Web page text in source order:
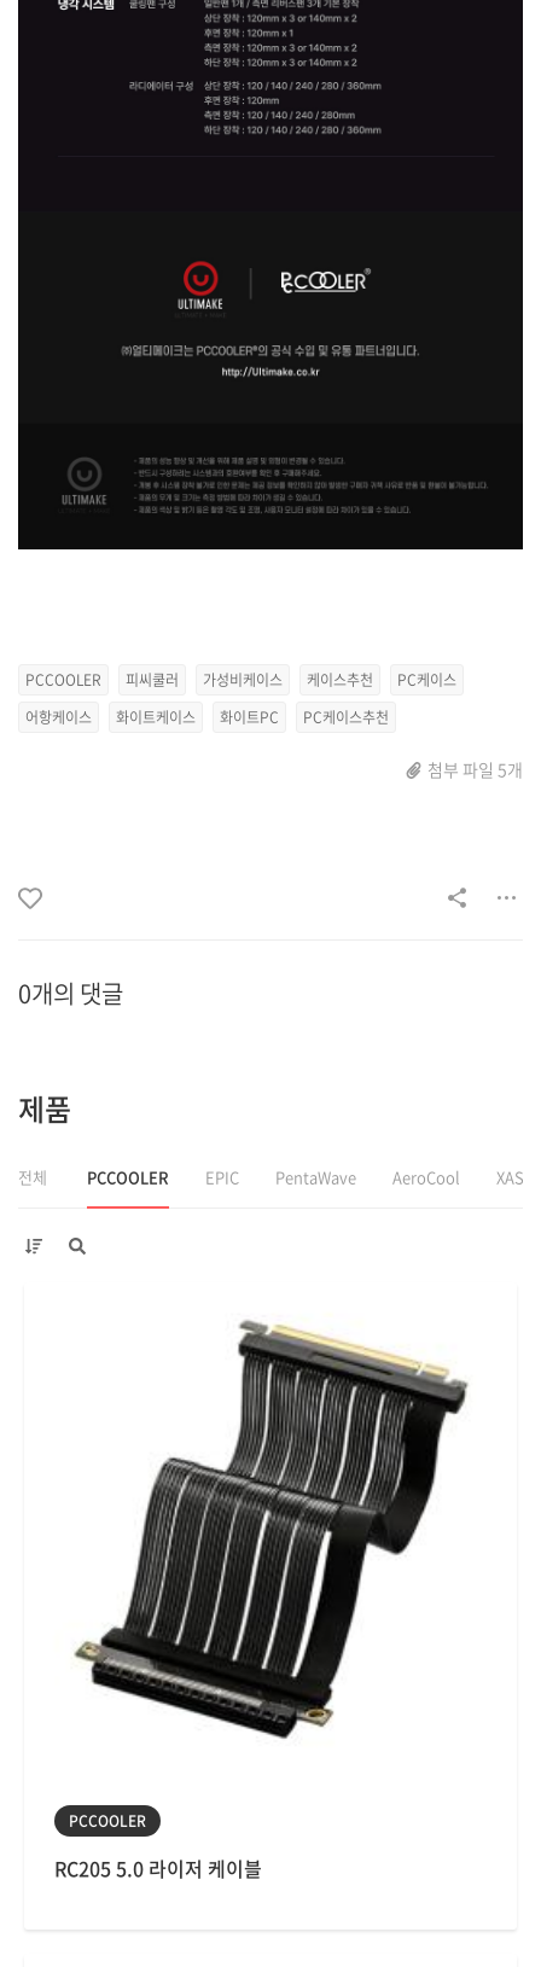
PCCOOLER 피씨쿨러 가성비케이스 케이스추천
PC케이스
어항케이스
화이트케이스 화이트PC PC케이스추천
첨부 파일 5개
0개의 댓글
제품
전체 PCCOOLER EPIC PentaWave AeroCool
PCCOOLER
RC205 5.0 라이저 케이블